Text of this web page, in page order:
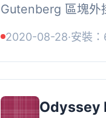
Gutenberg 區塊外
Gutenberg 區塊。
2020-08-28·安裝
Odyssey